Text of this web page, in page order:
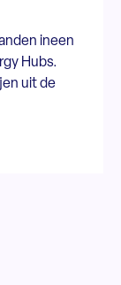
ineen
Hubs.
uit de